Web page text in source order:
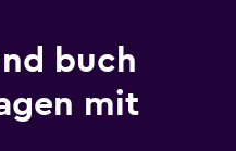
buch
mit